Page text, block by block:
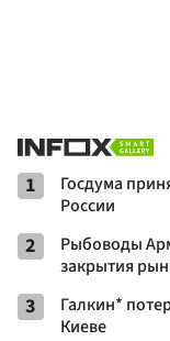
1
Госдума
России
2
Рыбоводы
закрытия
3
Галкин*
Киеве